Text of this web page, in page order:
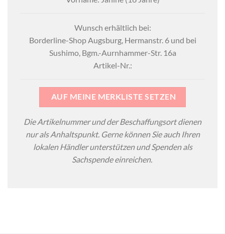
Wunsch erhältlich bei:
Borderline-Shop Augsburg, Hermanstr. 6 und bei
Sushimo, Bgm.-Aurnhammer-Str. 16a
Artikel-Nr.:
AUF MEINE MERKLISTE SETZEN
Die Artikelnummer und der Beschaffungsort dienen
nur als Anhaltspunkt. Gerne können Sie auch Ihren
lokalen Händler unterstützen und Spenden als
Sachspende einreichen.